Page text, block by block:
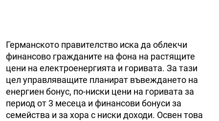
Германското правителство иска да облекчи
финансово гражданите на фона на растящите
цени на електроенергията и горивата. За тази
цел управляващите планират въвеждането на
енергиен бонус, по-ниски цени на горивата за
период от 3 месеца и финансови бонуси за
семейства и за хора с ниски доходи. Освен това